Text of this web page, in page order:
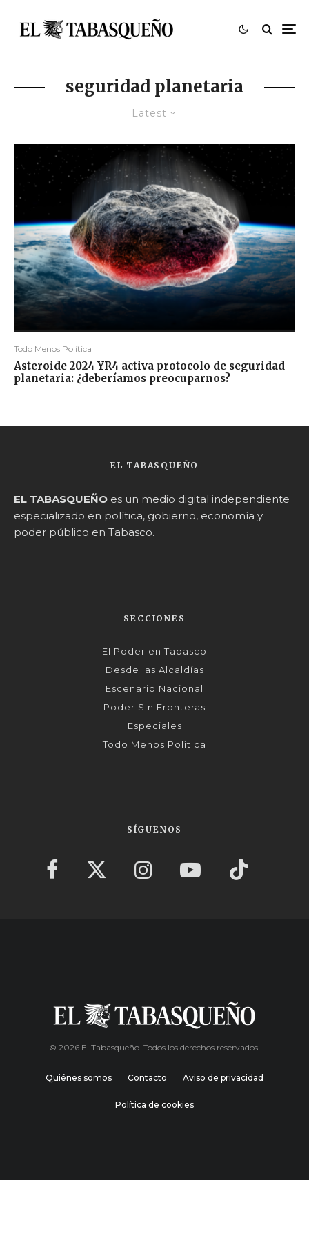
seguridad planetaria
Latest
Todo Menos Política
Asteroide 2024 YR4 activa protocolo de seguridad
planetaria: ¿deberíamos preocuparnos?
EL TABASQUEÑO
EL TABASQUEÑO es un medio digital independiente
especializado en política, gobierno, economía y
poder público en Tabasco.
SECCIONES
El Poder en Tabasco
Desde las Alcaldías
Escenario Nacional
Poder Sin Fronteras
Especiales
Todo Menos Política
SÍGUENOS
© 2026 El Tabasqueño. Todos los derechos reservados.
Quiénes somos Contacto Aviso de privacidad
Política de cookies